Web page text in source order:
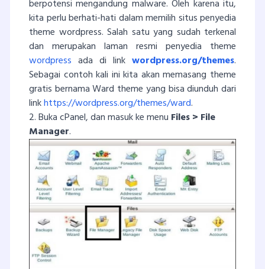
berpotensi mengandung malware. Oleh karena itu,
kita perlu berhati-hati dalam memilih situs penyedia
theme wordpress. Salah satu yang sudah terkenal
dan merupakan laman resmi penyedia theme
wordpress ada di link wordpress.org/themes.
Sebagai contoh kali ini kita akan memasang theme
gratis bernama Ward theme yang bisa diunduh dari
linkhttps://wordpress.org/themes/ward.
2. Buka cPanel, dan masuk ke menu Files > File
Manager.